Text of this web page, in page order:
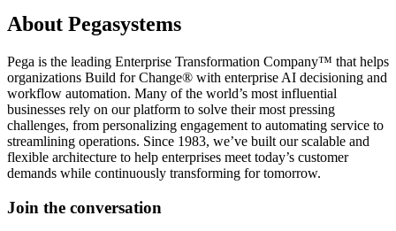
About Pegasystems
Pega is the leading Enterprise Transformation Company™ that helps
organizations Build for Change® with enterprise AI decisioning and
workflow automation. Many of the world’s most influential
businesses rely on our platform to solve their most pressing
challenges, from personalizing engagement to automating service to
streamlining operations. Since 1983, we’ve built our scalable and
flexible architecture to help enterprises meet today’s customer
demands while continuously transforming for tomorrow.
Join the conversation